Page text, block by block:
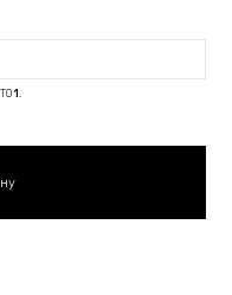
1.